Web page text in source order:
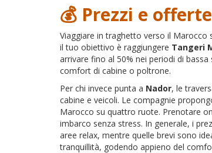
💰 Prezzi e offerte
Viaggiare in traghetto verso il Marocco
il tuo obiettivo è raggiungere Tangeri
arrivare fino al 50% nei periodi di
comfort di cabine o poltrone.
Per chi invece punta a Nador, le
cabine e veicoli. Le compagnie
Marocco su quattro ruote. Prenotare
imbarco senza stress. In generale, i
aree relax, mentre quelle brevi sono
tranquillità, godendo appieno del